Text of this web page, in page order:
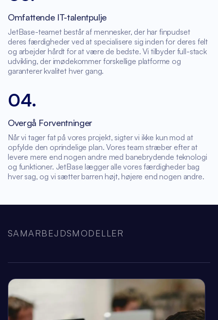
Omfattende IT-talentpulje
JetBase-teamet består af mennesker, der har finpudset
deres færdigheder ved at specialisere sig inden for deres felt
og arbejder hårdt for at være de bedste. Vi tilbyder full-stack
udvikling, der imødekommer forskellige platforme og
garanterer kvalitet hver gang.
04.
Overgå Forventninger
Når vi tager fat på vores projekt, sigter vi ikke kun mod at
opfylde den oprindelige plan. Vores team stræber efter at
levere mere end nogen andre med banebrydende teknologi
og funktioner. JetBase lægger alle vores færdigheder bag
hver sag, og vi sætter barren højt, højere end nogen andre.
SAMARBEJDSMODELLER